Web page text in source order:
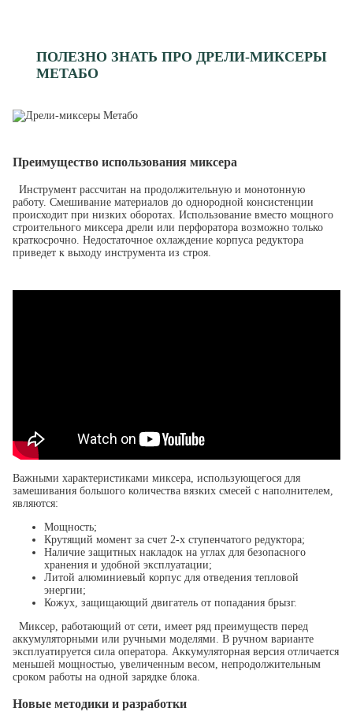
ПОЛЕЗНО ЗНАТЬ ПРО ДРЕЛИ-МИКСЕРЫ
МЕТАБО
Преимущество использования миксера
Инструмент рассчитан на продолжительную и монотонную
работу. Смешивание материалов до однородной консистенции
происходит при низких оборотах. Использование вместо мощного
строительного миксера дрели или перфоратора возможно только
краткосрочно. Недостаточное охлаждение корпуса редуктора
приведет к выходу инструмента из строя.
Важными характеристиками миксера, использующегося для
замешивания большого количества вязких смесей с наполнителем,
являются:
Мощность;
Крутящий момент за счет 2-х ступенчатого редуктора;
Наличие защитных накладок на углах для безопасного
хранения и удобной эксплуатации;
Литой алюминиевый корпус для отведения тепловой
энергии;
Кожух, защищающий двигатель от попадания брызг.
Миксер, работающий от сети, имеет ряд преимуществ перед
аккумуляторными или ручными моделями. В ручном варианте
эксплуатируется сила оператора. Аккумуляторная версия отличается
меньшей мощностью, увеличенным весом, непродолжительным
сроком работы на одной зарядке блока.
Новые методики и разработки